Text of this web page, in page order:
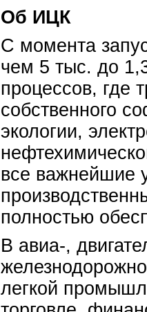
Об ИЦК
С момента
чем 5 тыс. до
процессов, где
собственного
экологии,
все важнейшие
полностью
В авиа-,
легкой